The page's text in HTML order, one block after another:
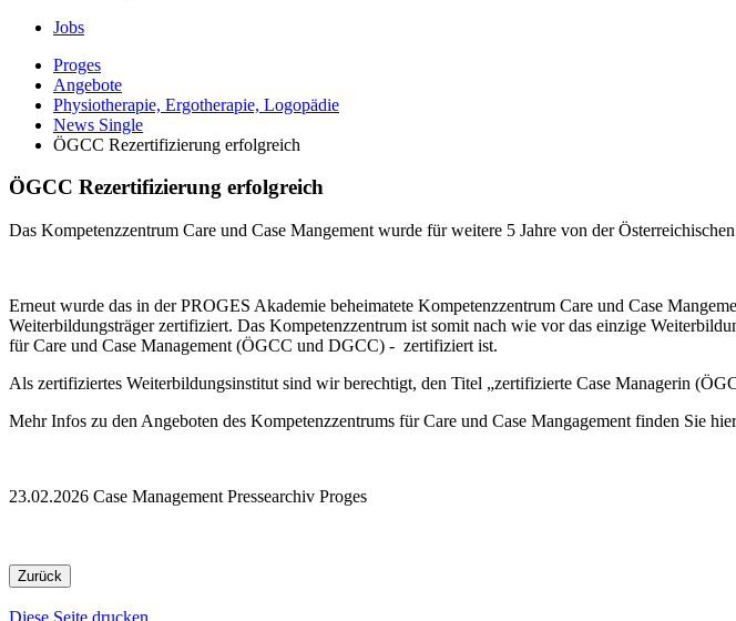
Jobs
Proges
Angebote
Physiotherapie, Ergotherapie, Logopädie
News Single
ÖGCC Rezertifizierung erfolgreich
ÖGCC Rezertifizierung erfolgreich
Das Kompetenzzentrum Care und Case Mangement wurde für weitere 5 Jahre von der
Erneut wurde das in der PROGES Akademie beheimatete Kompetenzzentrum Care und Case
Weiterbildungsträger zertifiziert. Das Kompetenzzentrum ist somit nach wie vor das einzige
für Care und Case Management (ÖGCC und DGCC) - zertifiziert ist.
Als zertifiziertes Weiterbildungsinstitut sind wir berechtigt, den Titel „zertifizierte Case Managerin
Mehr Infos zu den Angeboten des Kompetenzzentrums für Care und Case Mangagement finden Sie
23.02.2026 Case Management Pressearchiv Proges
Zurück
Diese Seite drucken